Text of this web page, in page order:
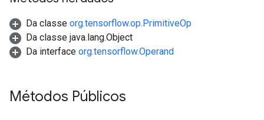
Da classe org.tensorflow.op.PrimitiveOp
Da classe java.lang.Object
Da interface org.tensorflow.Operand
Métodos Públicos